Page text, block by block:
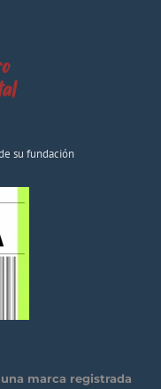
su fundación
marca registrada